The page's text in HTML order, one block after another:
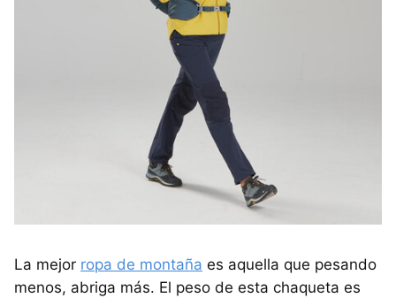
La mejor ropa de montaña es aquella que pesando
menos, abriga más. El peso de esta chaqueta es